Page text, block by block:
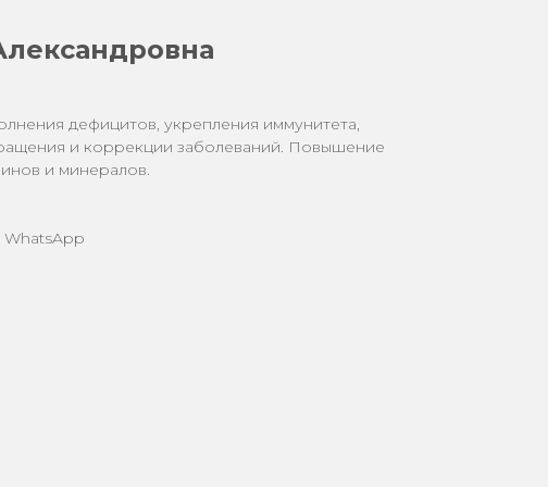
дефицитов, укрепления иммунитета,
и коррекции заболеваний. Повышение
и минералов.
WhatsApp